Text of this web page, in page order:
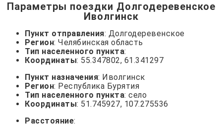
Параметры поездки Долгодеревенское
Иволгинск
Пункт отправления: Долгодеревенское
Регион: Челябинская область
Тип населенного пункта:
Координаты: 55.347802, 61.341297
Пункт назначения: Иволгинск
Регион: Республика Бурятия
Тип населенного пункта: село
Координаты: 51.745927, 107.275536
Расстояние: